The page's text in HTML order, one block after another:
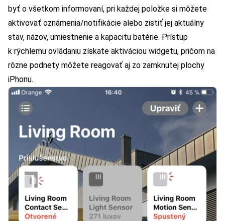
byť o všetkom informovaní, pri každej položke si môžete
aktivovať oznámenia/notifikácie alebo zistiť jej aktuálny
stav, názov, umiestnenie a kapacitu batérie. Prístup
k rýchlemu ovládaniu získate aktiváciou widgetu, pričom na
rôzne podnety môžete reagovať aj zo zamknutej plochy
iPhonu.